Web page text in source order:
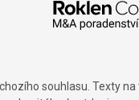
souhlasu. Texty